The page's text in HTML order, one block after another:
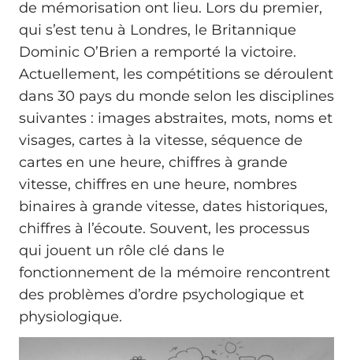
de mémorisation ont lieu. Lors du premier,
qui s’est tenu à Londres, le Britannique
Dominic O’Brien a remporté la victoire.
Actuellement, les compétitions se déroulent
dans 30 pays du monde selon les disciplines
suivantes : images abstraites, mots, noms et
visages, cartes à la vitesse, séquence de
cartes en une heure, chiffres à grande
vitesse, chiffres en une heure, nombres
binaires à grande vitesse, dates historiques,
chiffres à l’écoute. Souvent, les processus
qui jouent un rôle clé dans le
fonctionnement de la mémoire rencontrent
des problèmes d’ordre psychologique et
physiologique.